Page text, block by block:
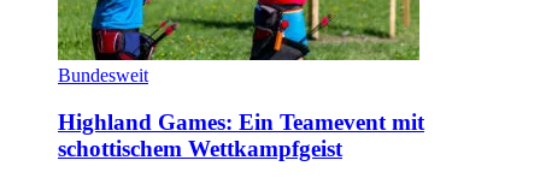
Bundesweit
Highland Games: Ein Teamevent mit
schottischem Wettkampfgeist